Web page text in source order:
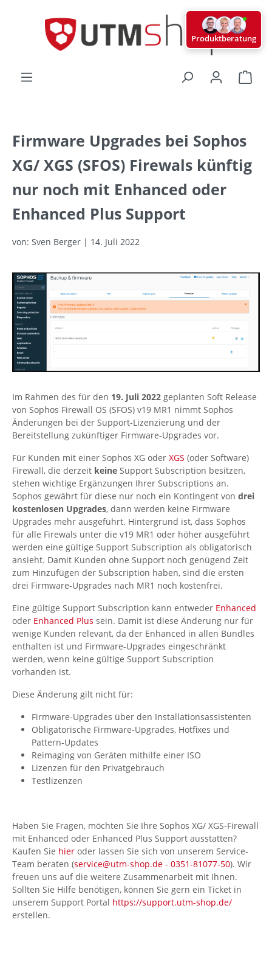
Firmware Upgrades bei Sophos
XG/ XGS (SFOS) Firewals künftig
nur noch mit Enhanced oder
Enhanced Plus Support
von: Sven Berger | 14. Juli 2022
Im Rahmen des für den 19. Juli 2022 geplanten Soft Release
von Sophos Firewall OS (SFOS) v19 MR1 nimmt Sophos
Änderungen bei der Support-Lizenzierung und der
Bereitstellung zukünftiger Firmware-Upgrades vor.
Für Kunden mit einer Sophos XG oder XGS (oder Software)
Firewall, die derzeit keine Support Subscription besitzen,
stehen wichtige Ergänzungen Ihrer Subscriptions an.
Sophos gewährt für diese nur noch ein Kontingent von drei
kostenlosen Upgrades, dann werden keine Firmware
Upgrades mehr ausgeführt. Hintergrund ist, dass Sophos
für alle Firewals unter die v19 MR1 oder höher ausgeführt
werden eine gültige Support Subscription als obligatorisch
ansieht. Damit Kunden ohne Support noch genügend Zeit
zum Hinzufügen der Subscription haben, sind die ersten
drei Firmware-Upgrades nach MR1 noch kostenfrei.
Eine gültige Support Subscription kann entweder Enhanced
oder Enhanced Plus sein. Damit ist diese Änderung nur für
wenige Kunden relevant, da der Enhanced in allen Bundles
enthalten ist und Firmware-Upgrades eingeschränkt
werden, wenn keine gültige Support Subscription
vorhanden ist.
Diese Änderung gilt nicht für:
Firmware-Upgrades über den Installationsassistenten
Obligatorische Firmware-Upgrades, Hotfixes und
Pattern-Updates
Reimaging von Geräten mithilfe einer ISO
Lizenzen für den Privatgebrauch
Testlizenzen
Haben Sie Fragen, möchten Sie Ihre Sophos XG/ XGS-Firewall
mit Enhanced oder Enhanced Plus Support ausstatten?
Kaufen Sie hier oder lassen Sie sich von unserem Service-
Team beraten (service@utm-shop.de - 0351-81077-50). Wir
freuen uns auf die weitere Zusammenarbeit mit Ihnen.
Sollten Sie Hilfe benötigen, können Sie gern ein Ticket in
unserem Support Portal https://support.utm-shop.de/
erstellen.
Produktberatung